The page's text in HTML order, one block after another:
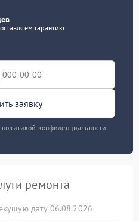
гарантию
заявку
конфиденциальности
ремонта
дату 06.08.2026